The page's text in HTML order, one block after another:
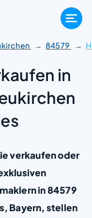
84579
in
verkaufen oder
in 84579
Bayern, stellen